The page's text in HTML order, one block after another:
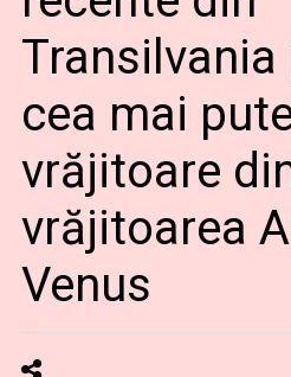
Transilvania
cea mai
vrăjitoare
vrăjitoarea
Venus